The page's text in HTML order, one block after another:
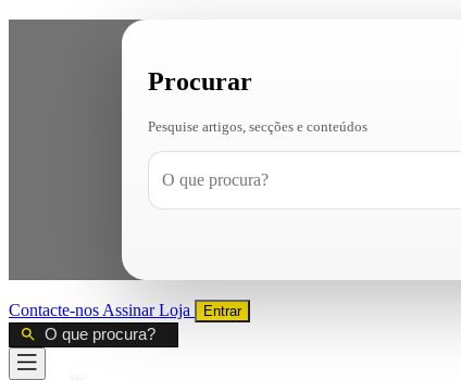
Procurar
Pesquise artigos, secções e conteúdos
Contacte-nos AssinarLoja Entrar